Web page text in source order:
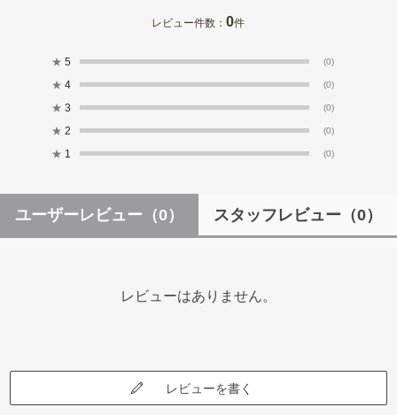
レビュー件数：0件
★ 5 (0)
★ 4 (0)
★ 3 (0)
★ 2 (0)
★ 1 (0)
ユーザーレビュー （0） スタッフレビュー （0）
レビューはありません。
レビューを書く